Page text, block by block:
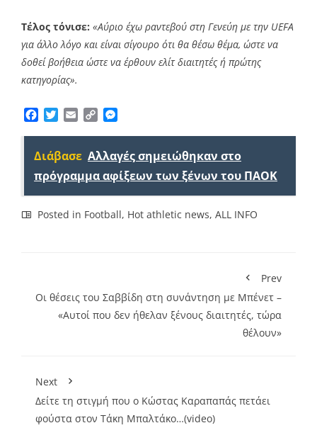
Τέλος τόνισε: «Αύριο έχω ραντεβού στη Γενεύη με την UEFA
για άλλο λόγο και είναι σίγουρο ότι θα θέσω θέμα, ώστε να
δοθεί βοήθεια ώστε να έρθουν ελίτ διαιτητές ή πρώτης
κατηγορίας».
Facebook
TwitterEmailCopy
Διάβασε Αλλαγές σημειώθηκαν στο
πρόγραμμα αφίξεων των ξένων του ΠΑΟΚ
Posted in Football, Hot athletic news, ALL INFO
Prev
Οι θέσεις του Σαββίδη στη συνάντηση με Μπένετ –
«Αυτοί που δεν ήθελαν ξένους διαιτητές, τώρα
θέλουν»
Next
Δείτε τη στιγμή που ο Κώστας Καραπαπάς πετάει
φούστα στον Τάκη Μπαλτάκο…(video)